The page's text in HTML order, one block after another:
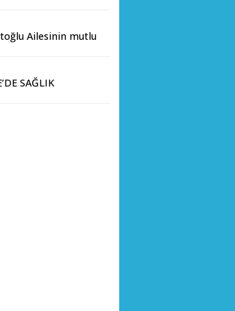
uğradı
Ailesinin mutlu
SAĞLIK
MÜDÜRÜ DOÇ.